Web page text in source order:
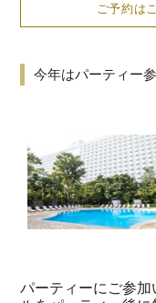
ご予約は
今年はパーティー
パーティーにご参